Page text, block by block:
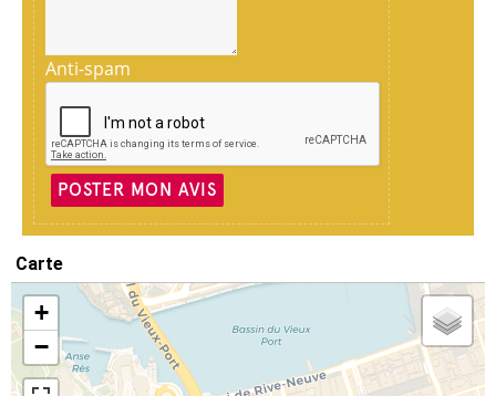
Anti-spam
POSTER MON AVIS
Carte
+
−